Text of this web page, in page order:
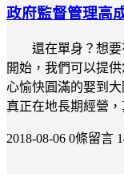
政府監督管理高
還在單身？想
開始，我們可以提
心愉快圓滿的娶到
真正在地長期經營
2018-08-06 0條留言